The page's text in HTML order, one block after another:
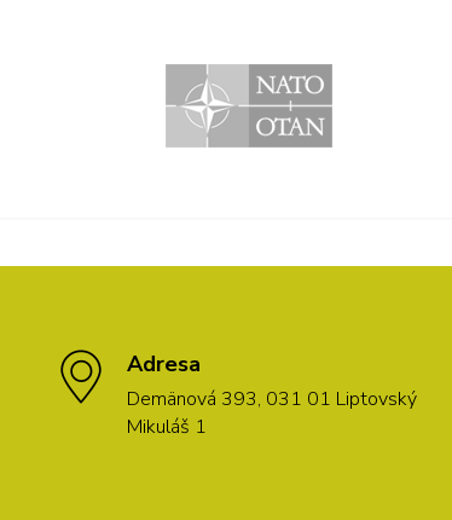
Adresa
Demänová 393, 031 01 Liptovský
Mikuláš 1